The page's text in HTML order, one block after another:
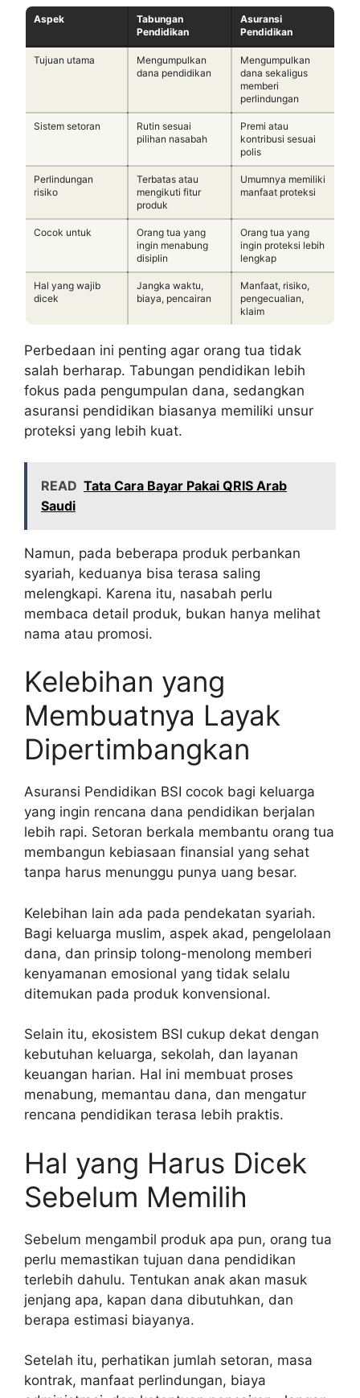
Aspek
Tabungan
Pendidikan
Asuransi
Pendidikan
Tujuan utama
Mengumpulkan
dana pendidikan
Mengumpulkan
dana sekaligus
memberi
perlindungan
Sistem setoran
Rutin sesuai
pilihan nasabah
Premi atau
kontribusi sesuai
polis
Perlindungan
risiko
Terbatas atau
mengikuti fitur
produk
Umumnya memiliki
manfaat proteksi
Cocok untuk
Orang tua yang
ingin menabung
disiplin
Orang tua yang
ingin proteksi lebih
lengkap
Hal yang wajib
dicek
Jangka waktu,
biaya, pencairan
Manfaat, risiko,
pengecualian,
klaim
Perbedaan ini penting agar orang tua tidak
salah berharap. Tabungan pendidikan lebih
fokus pada pengumpulan dana, sedangkan
asuransi pendidikan biasanya memiliki unsur
proteksi yang lebih kuat.
READ Tata Cara Bayar Pakai QRIS Arab
Saudi
Namun, pada beberapa produk perbankan
syariah, keduanya bisa terasa saling
melengkapi. Karena itu, nasabah perlu
membaca detail produk, bukan hanya melihat
nama atau promosi.
Kelebihan yang
Membuatnya Layak
Dipertimbangkan
Asuransi Pendidikan BSI cocok bagi keluarga
yang ingin rencana dana pendidikan berjalan
lebih rapi. Setoran berkala membantu orang tua
membangun kebiasaan finansial yang sehat
tanpa harus menunggu punya uang besar.
Kelebihan lain ada pada pendekatan syariah.
Bagi keluarga muslim, aspek akad, pengelolaan
dana, dan prinsip tolong-menolong memberi
kenyamanan emosional yang tidak selalu
ditemukan pada produk konvensional.
Selain itu, ekosistem BSI cukup dekat dengan
kebutuhan keluarga, sekolah, dan layanan
keuangan harian. Hal ini membuat proses
menabung, memantau dana, dan mengatur
rencana pendidikan terasa lebih praktis.
Hal yang Harus Dicek
Sebelum Memilih
Sebelum mengambil produk apa pun, orang tua
perlu memastikan tujuan dana pendidikan
terlebih dahulu. Tentukan anak akan masuk
jenjang apa, kapan dana dibutuhkan, dan
berapa estimasi biayanya.
Setelah itu, perhatikan jumlah setoran, masa
kontrak, manfaat perlindungan, biaya